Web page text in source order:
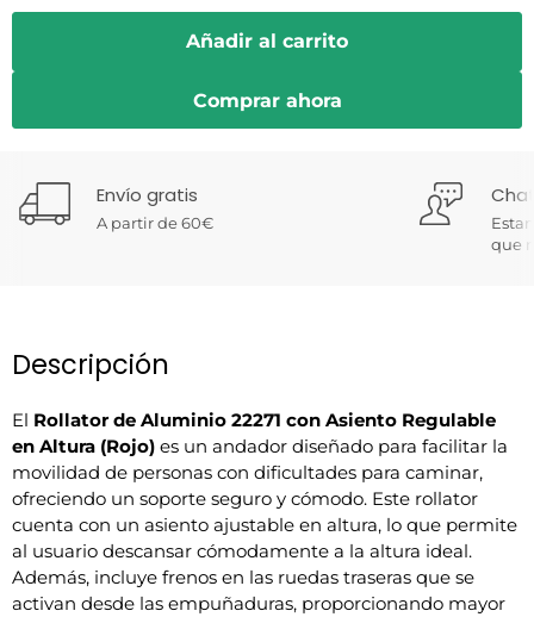
Añadir al carrito
Comprar ahora
Envío gratis
A partir de 60€
que
Descripción
El Rollator de Aluminio 22271 con Asiento Regulable
en Altura (Rojo) es un andador diseñado para facilitar la
movilidad de personas con dificultades para caminar,
ofreciendo un soporte seguro y cómodo. Este rollator
cuenta con un asiento ajustable en altura, lo que permite
al usuario descansar cómodamente a la altura ideal.
Además, incluye frenos en las ruedas traseras que se
activan desde las empuñaduras, proporcionando mayor